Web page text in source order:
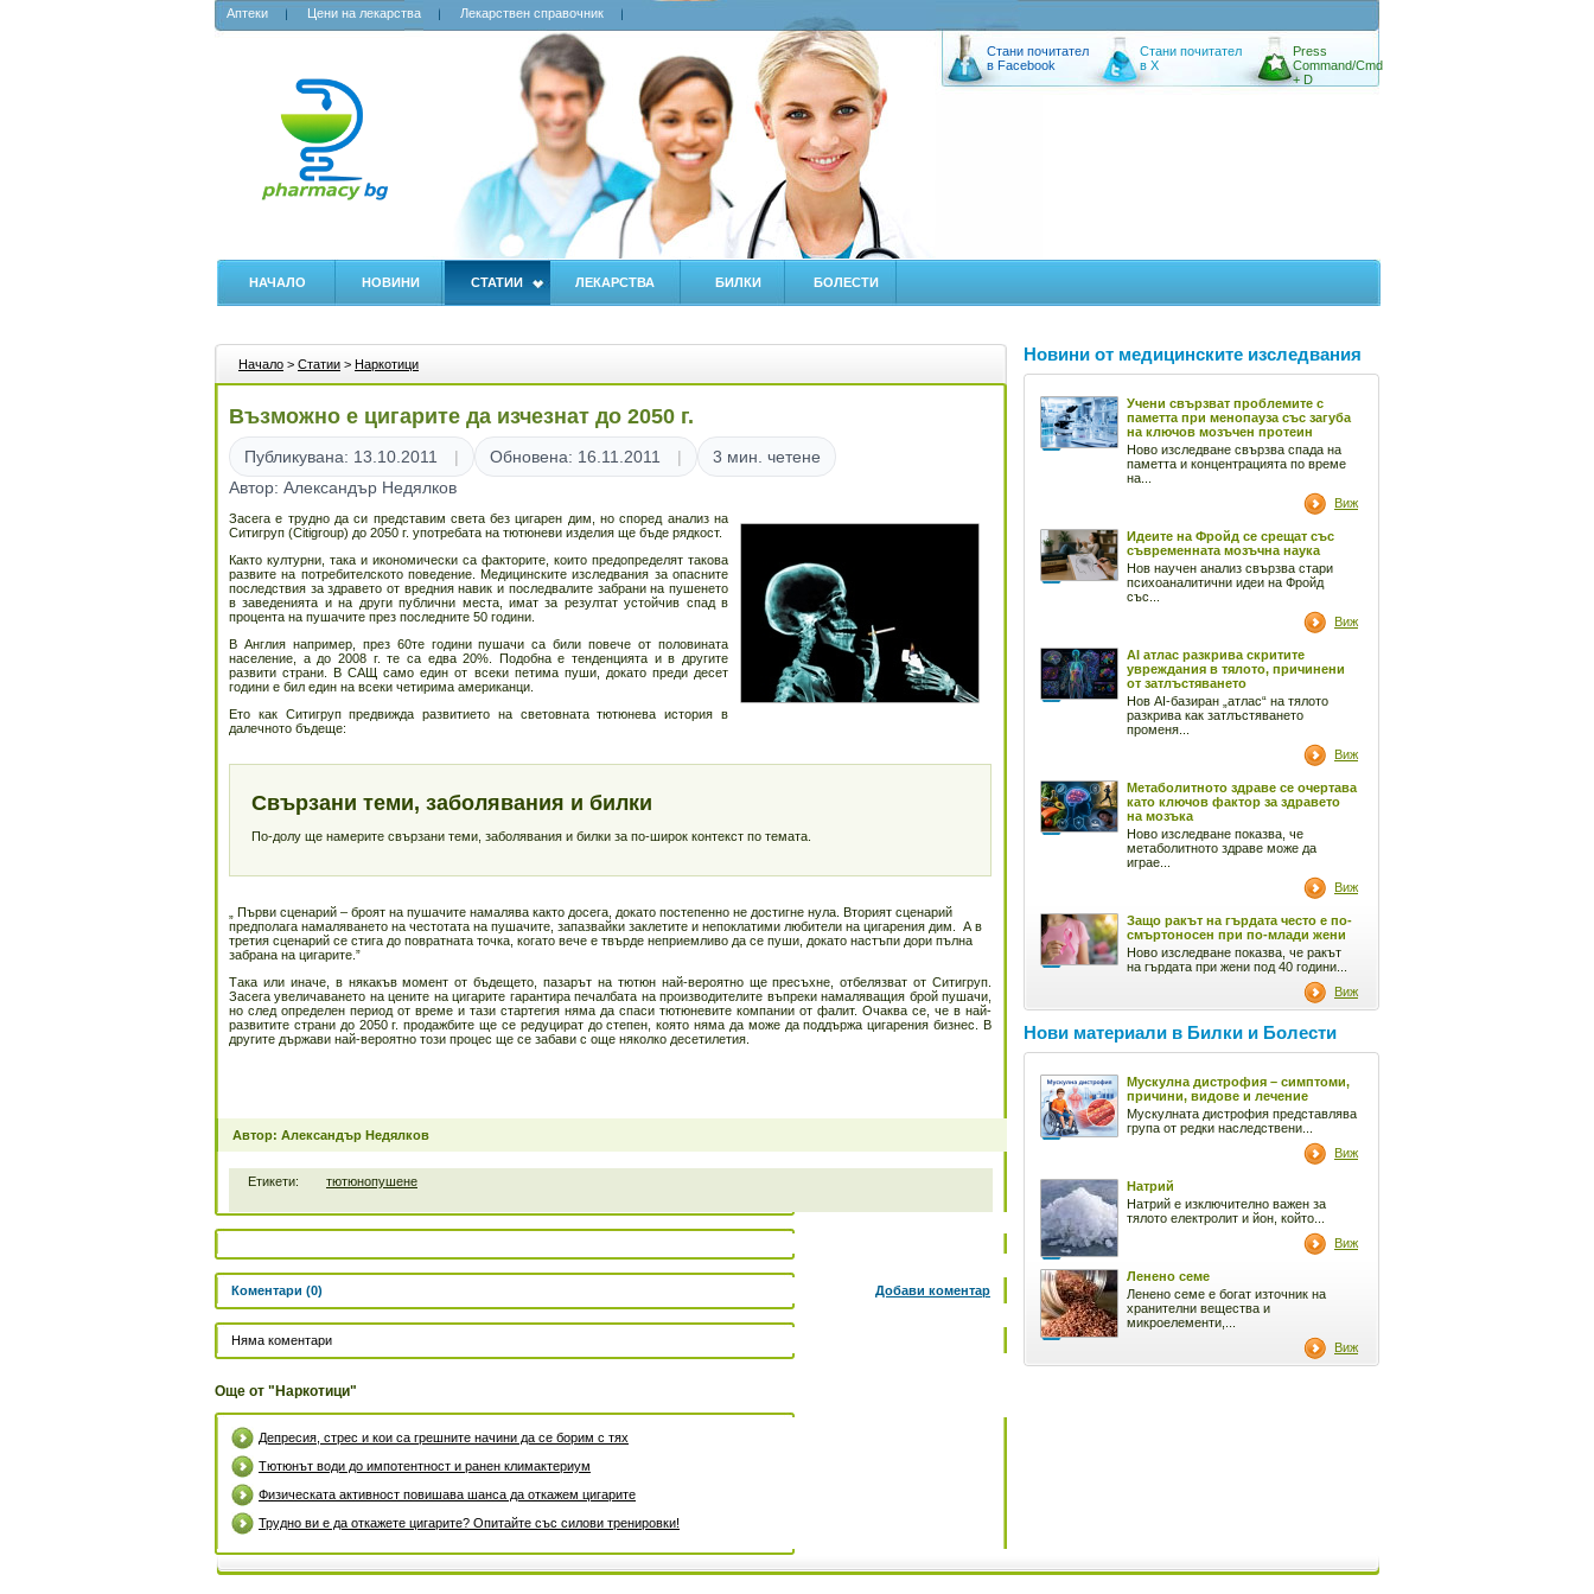
Аптеки Цени на лекарства Лекарствен справочник
Стани почитател
в Facebook
Стани почитател
в X
Press
Command/Cmd
+ D
НАЧАЛО НОВИНИ СТАТИИ ЛЕКАРСТВА БИЛКИ БОЛЕСТИ
Начало > Статии > Наркотици
Възможно е цигарите да изчезнат до 2050 г.
Публикувана: 13.10.2011 Обновена: 16.11.2011
3 мин. четене
Автор: Александър Недялков
Засега е трудно да си представим света без цигарен дим, но според анализ на
Ситигруп (Citigroup) до 2050 г. употребата на тютюневи изделия ще бъде рядкост.
Както културни, така и икономически са факторите, които предопределят такова
развите на потребителското поведение. Медицинските изследвания за опасните
последствия за здравето от вредния навик и последвалите забрани на пушенето
в заведенията и на други публични места, имат за резултат устойчив спад в
процента на пушачите през последните 50 години.
В Англия например, през 60те години пушачи са били повече от половината
население, а до 2008 г. те са едва 20%. Подобна е тенденцията и в другите
развити страни. В САЩ само един от всеки петима пуши, докато преди десет
години е бил един на всеки четирима американци.
Ето как Ситигруп предвижда развитието на световната тютюнева история в
далечното бъдеще:
Свързани теми, заболявания и билки
По-долу ще намерите свързани теми, заболявания и билки за по-широк контекст по темата.
„ Първи сценарий – броят на пушачите намалява както досега, докато постепенно не достигне нула. Вторият сценарий
предполага намаляването на честотата на пушачите, запазвайки заклетите и непоклатими любители на цигарения дим. А в
третия сценарий се стига до повратната точка, когато вече е твърде неприемливо да се пуши, докато настъпи дори пълна
забрана на цигарите.”
Така или иначе, в някакъв момент от бъдещето, пазарът на тютюн най-вероятно ще пресъхне, отбелязват от Ситигруп.
Засега увеличаването на цените на цигарите гарантира печалбата на производителите въпреки намаляващия брой пушачи,
но след определен период от време и тази стартегия няма да спаси тютюневите компании от фалит. Очаква се, че в най-
развитите страни до 2050 г. продажбите ще се редуцират до степен, която няма да може да поддържа цигарения бизнес. В
другите държави най-вероятно този процес ще се забави с още няколко десетилетия.
Автор: Александър Недялков
Етикети: тютюнопушене
Коментари (0) Добави коментар
Няма коментари
Още от "Наркотици"
Депресия, стрес и кои са грешните начини да се борим с тях
Тютюнът води до импотентност и ранен климактериум
Физическата активност повишава шанса да откажем цигарите
Трудно ви е да откажете цигарите? Опитайте със силови тренировки!
Новини от медицинските изследвания
Учени свързват проблемите с
паметта при менопауза със загуба
на ключов мозъчен протеин
Ново изследване свързва спада на
паметта и концентрацията по време
на...
Виж
Идеите на Фройд се срещат със
съвременната мозъчна наука
Нов научен анализ свързва стари
психоаналитични идеи на Фройд
със...
Виж
AI атлас разкрива скритите
увреждания в тялото, причинени
от затлъстяването
Нов AI-базиран „атлас“ на тялото
разкрива как затлъстяването
променя...
Виж
Метаболитното здраве се очертава
като ключов фактор за здравето
на мозъка
Ново изследване показва, че
метаболитното здраве може да
играе...
Виж
Защо ракът на гърдата често е по-
смъртоносен при по-млади жени
Ново изследване показва, че ракът
на гърдата при жени под 40 години...
Виж
Нови материали в Билки и Болести
Мускулна дистрофия – симптоми,
причини, видове и лечение
Мускулната дистрофия представлява
група от редки наследствени...
Виж
Натрий
Натрий е изключително важен за
тялото електролит и йон, който...
Виж
Ленено семе
Ленено семе е богат източник на
хранителни вещества и
микроелементи,...
Виж